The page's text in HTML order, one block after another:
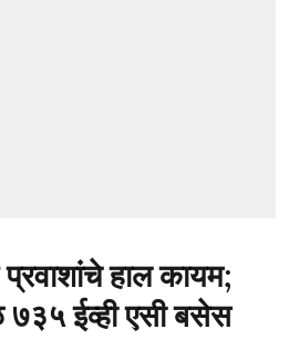
हाल कायम;
ईव्ही एसी बसेस